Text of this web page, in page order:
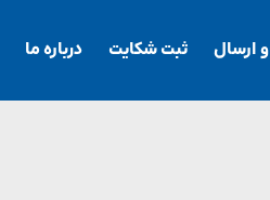
ارسال ثبت شکایت درباره ما